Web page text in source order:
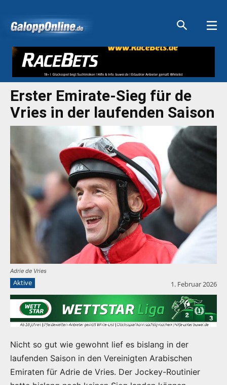
Erster Emirate-Sieg für de
Vries in der laufenden Saison
Adrie de Vries
Aktive 1. Februar 2026
Nicht so gut wie gewohnt lief es bislang in der
laufenden Saison in den Vereinigten Arabischen
Emiraten für Adrie de Vries. Der Jockey-Routinier